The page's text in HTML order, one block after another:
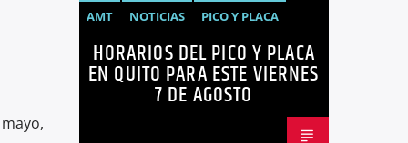
AMT NOTICIAS
PICO Y PLACA
QUITO
SANCIONES
HORARIOS DEL PICO Y PLACA
EN QUITO PARA ESTE VIERNES
7 DE AGOSTO